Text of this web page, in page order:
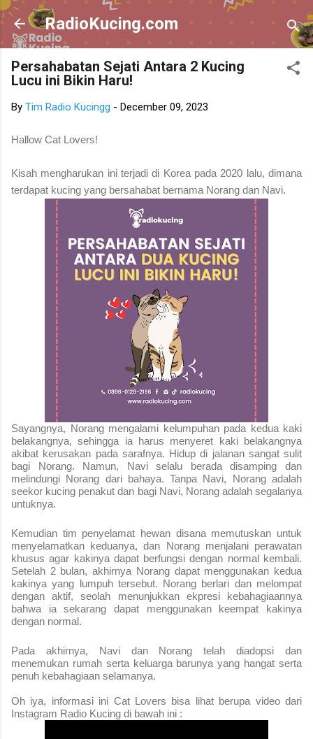
Skip to main content
RadioKucing.com
Persahabatan Sejati Antara 2 Kucing
Lucu ini Bikin Haru!
By Tim Radio Kucingg - December 09, 2023
Hallow Cat Lovers!
Kisah mengharukan ini terjadi di Korea pada 2020 lalu, dimana
terdapat kucing yang bersahabat bernama Norang dan Navi.
Sayangnya, Norang mengalami kelumpuhan pada kedua kaki
belakangnya, sehingga ia harus menyeret kaki belakangnya
akibat kerusakan pada sarafnya. Hidup di jalanan sangat sulit
bagi Norang. Namun, Navi selalu berada disamping dan
melindungi Norang dari bahaya. Tanpa Navi, Norang adalah
seekor kucing penakut dan bagi Navi, Norang adalah segalanya
untuknya.
Kemudian tim penyelamat hewan disana memutuskan untuk
menyelamatkan keduanya, dan Norang menjalani perawatan
khusus agar kakinya dapat berfungsi dengan normal kembali.
Setelah 2 bulan, akhirnya Norang dapat menggunakan kedua
kakinya yang lumpuh tersebut. Norang berlari dan melompat
dengan aktif, seolah menunjukkan ekpresi kebahagiaannya
bahwa ia sekarang dapat menggunakan keempat kakinya
dengan normal.
Pada akhirnya, Navi dan Norang telah diadopsi dan
menemukan rumah serta keluarga barunya yang hangat serta
penuh kebahagiaan selamanya.
Oh iya, informasi ini Cat Lovers bisa lihat berupa video dari
Instagram Radio Kucing di bawah ini :